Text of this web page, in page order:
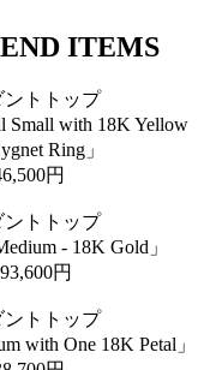
ITEMS
ントトップ
Small with 18K Yellow
Ring」
円
ントトップ
- 18K Gold」
円
ントトップ
with One 18K Petal」